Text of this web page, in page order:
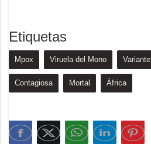
Etiquetas
Mpox Viruela del Mono Variante
Contagiosa Mortal África